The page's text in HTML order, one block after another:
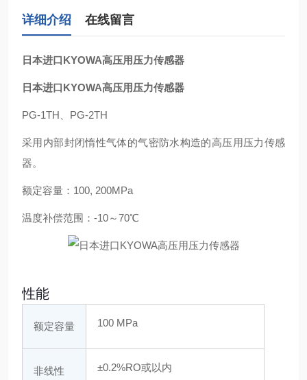
详细介绍 在线留言
日本进口KYOWA高压用压力传感器
日本进口KYOWA高压用压力传感器
PG-1TH、PG-2TH
采用内部封闭惰性气体的气密防水构造的高压用压力传感
器。
额定容量：100, 200MPa
温度补偿范围：-10～70℃
性能
额定容量 100 MPa
非线性 ±0.2%RO或以内